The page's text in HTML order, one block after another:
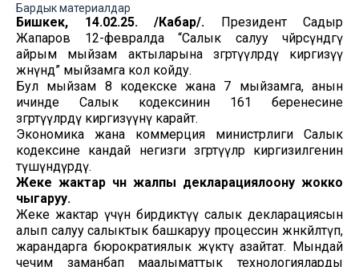
Бардык материалдар
Бишкек, 14.02.25. /Кабар/. Президент Садыр
Жапаров 12-февралда “Салык салуу чөйрөсүндөгү
айрым мыйзам актыларына өзгөртүүлөрдү киргизүү
жөнүндө” мыйзамга кол койду.
Бул мыйзам 8 кодекске жана 7 мыйзамга, анын
ичинде Салык кодексинин 161 беренесине
өзгөртүүлөрдү киргизүүнү карайт.
Экономика жана коммерция министрлиги Салык
кодексине кандай негизги өзгөртүүлөр киргизилгенин
түшүндүрдү.
Жеке жактар үчүн жалпы декларациялоону жокко
чыгаруу.
Жеке жактар үчүн бирдиктүү салык декларациясын
алып салуу салыктык башкаруу процессин жөнөкөйлөтүп,
жарандарга бюрократиялык жүктү азайтат. Мындай
чечим заманбап маалыматтык технологияларды